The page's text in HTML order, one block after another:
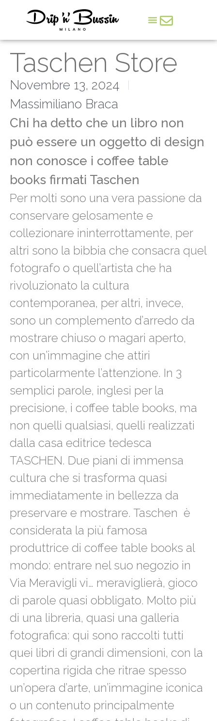
Taschen Store
Novembre 13, 2024
Massimiliano Braca
Chi ha detto che un libro non
può essere un oggetto di design
non conosce i coffee table
books firmati Taschen
Per molti sono una vera passione da
conservare gelosamente e
collezionare ininterrottamente, per
altri sono la bibbia che consacra quel
fotografo o quell’artista che ha
rivoluzionato la cultura
contemporanea, per altri, invece,
sono un complemento d’arredo da
mostrare chiuso o magari aperto,
con un’immagine che attiri
particolarmente l’attenzione. In 3
semplici parole, inglesi per la
precisione, i coffee table books, ma
non quelli qualsiasi, quelli realizzati
dalla casa editrice tedesca
TASCHEN. Due piani di immensa
cultura che si trasforma quasi
immediatamente in bellezza da
preservare e mostrare. Taschen è
considerata la più famosa
produttrice di coffee table books al
mondo: entrare nel suo negozio in
Via Meravigli vi… meraviglierà, gioco
di parole quasi obbligato. Molto più
di una libreria, quasi una galleria
fotografica: qui sono raccolti tutti
quei libri di grandi dimensioni, con la
copertina rigida che ritrae spesso
un’opera d’arte, un’immagine iconica
o un contenuto principalmente